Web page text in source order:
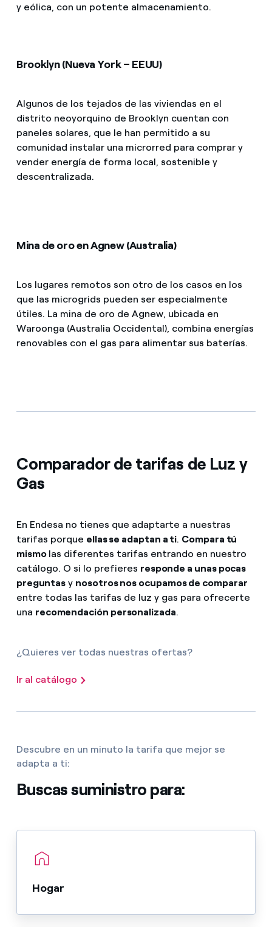
y eólica, con un potente almacenamiento.
Brooklyn (Nueva York – EEUU)
Algunos de los tejados de las viviendas en el
distrito neoyorquino de Brooklyn cuentan con
paneles solares, que le han permitido a su
comunidad instalar una microrred para comprar y
vender energía de forma local, sostenible y
descentralizada.
Mina de oro en Agnew (Australia)
Los lugares remotos son otro de los casos en los
que las microgrids pueden ser especialmente
útiles. La mina de oro de Agnew, ubicada en
Waroonga (Australia Occidental), combina energías
renovables con el gas para alimentar sus baterías.
Comparador de tarifas de Luz y
Gas
En Endesa no tienes que adaptarte a nuestras
tarifas porque ellas se adaptan a ti. Compara tú
mismolas diferentes tarifas entrando en nuestro
catálogo. O si lo prefieres responde a unas pocas
preguntas y nosotros nos ocupamos de comparar
entre todas las tarifas de luz y gas para ofrecerte
una recomendación personalizada.
¿Quieres ver todas nuestras ofertas?
Ir al catálogo
Descubre en un minuto la tarifa que mejor se
adapta a ti:
Buscas suministro para:
Hogar